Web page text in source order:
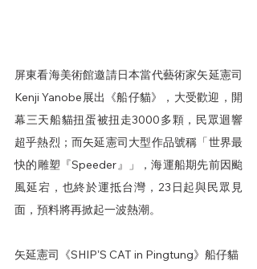
屏東看海美術館邀請日本當代藝術家矢延憲司
Kenji Yanobe展出《船仔貓》，大受歡迎，開
幕三天船貓扭蛋被扭走3000多顆，民眾迴響
超乎熱烈；而矢延憲司大型作品號稱「世界最
快的雕塑『Speeder』」，海運船期先前因颱
風延宕，也終於運抵台灣，23日起與民眾見
面，預料將再掀起一波熱潮。
矢延憲司《SHIPʼS CAT in Pingtung》船仔貓